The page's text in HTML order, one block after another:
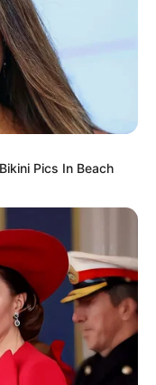
Pics In Beach